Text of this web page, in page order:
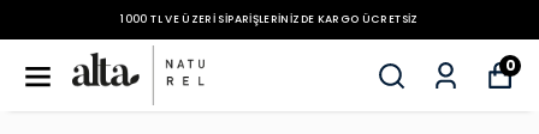
1000 TL VE ÜZERI SIPARIŞLERINIZDE KARGO ÜCRETSIZ
0